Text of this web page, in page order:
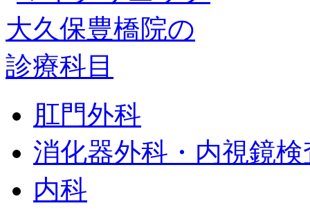
肛門外科
消化器外科・内視鏡検
内科